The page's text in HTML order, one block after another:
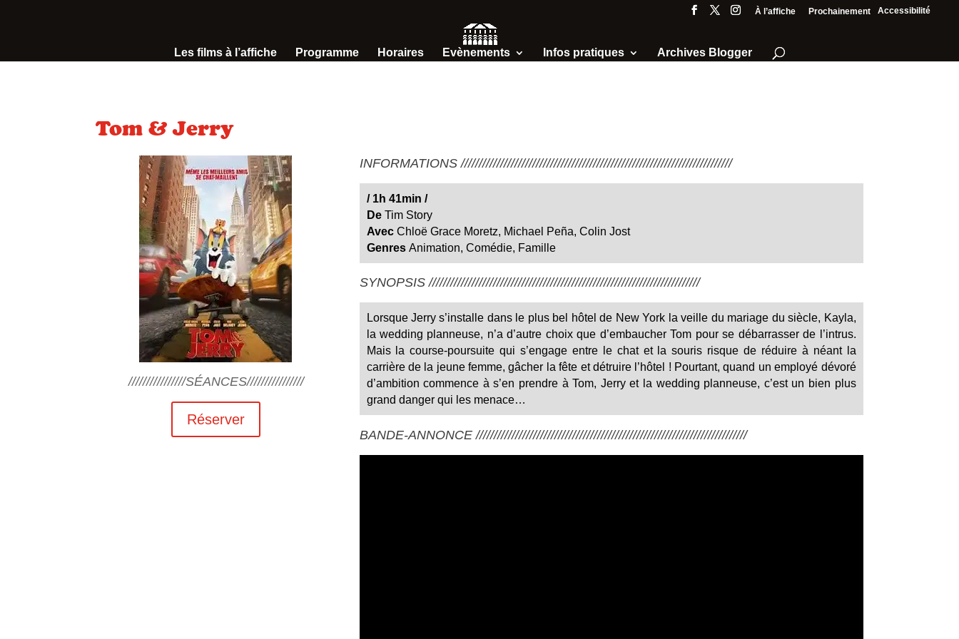
Accessibilité
À l’affiche Prochainement
Les films à l’affiche Programme Horaires Evènements Infos pratiques Archives Blogger
Tom & Jerry
////////////////SÉANCES////////////////
Réserver
INFORMATIONS ////////////////////////////////////////////////////////////////////////////
/1h 41min /
DeTim Story
AvecChloë Grace Moretz, Michael Peña, Colin Jost
Genres Animation, Comédie, Famille
SYNOPSIS ////////////////////////////////////////////////////////////////////////////
Lorsque Jerry s’installe dans le plus bel hôtel de New York la veille du mariage du siècle, Kayla,
la wedding planneuse, n’a d’autre choix que d’embaucher Tom pour se débarrasser de l’intrus.
Mais la course-poursuite qui s’engage entre le chat et la souris risque de réduire à néant la
carrière de la jeune femme, gâcher la fête et détruire l’hôtel ! Pourtant, quand un employé dévoré
d’ambition commence à s’en prendre à Tom, Jerry et la wedding planneuse, c’est un bien plus
grand danger qui les menace…
BANDE-ANNONCE ////////////////////////////////////////////////////////////////////////////